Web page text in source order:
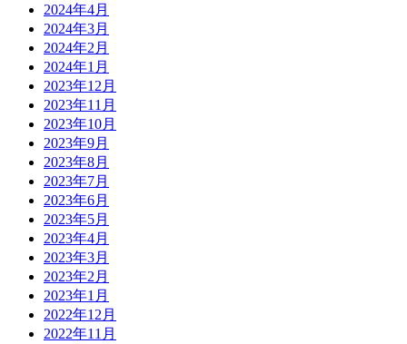
2024年4月
2024年3月
2024年2月
2024年1月
2023年12月
2023年11月
2023年10月
2023年9月
2023年8月
2023年7月
2023年6月
2023年5月
2023年4月
2023年3月
2023年2月
2023年1月
2022年12月
2022年11月